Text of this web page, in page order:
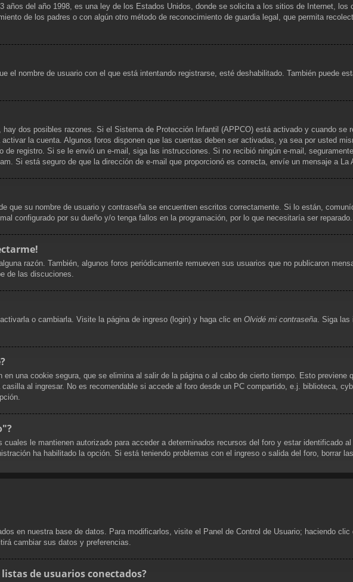
del año 1998, es una ley de los Estados Unidos, donde se solicita a los sitios de Internet, los
de los padres o con algún otro método de reconocimiento de guardia legal, que permita
el nombre de usuario con el que está intentando registrarse, esté deshabilitado. También puede
dos posibles razones. Si el Sistema de Protección Infantil (APPCO) está activado y cuando se
la cuenta. Algunos foros disponen que las cuentas deben ser activadas, ya sea por usted
registro. Si se le envió un e-mail, siga las instrucciones. Si no recibió ningún e-mail,
Si está seguro de que la dirección de e-mail que proporcionó es correcta, envíe un mensaje a La
que su nombre de usuario y contraseña se encuentren escritos correctamente. Si lo están,
configurado por su dueño y/o tenga fallos en la programación, por lo que necesitaría ser reparado.
razón. También, algunos foros periódicamente remueven sus usuarios que no publicaron
de las discuciones.
o cambiarla. Visite la página de ingreso (login) y haga clic en Olvidé mi contraseña. Siga las
una cookie segura, que se elimina al salir de la página o al cabo de cierto tiempo. Esto previene
al ingresar. No es recomendable si accede al foro desde un PC compartido, e.j. biblioteca,
le mantienen autorizado para acceder a determinados recursos del foro y estar identificado
ha habilitado la opción. Si está teniendo problemas con el ingreso o salida del foro, borrar
en nuestra base de datos. Para modificarlos, visite el Panel de Control de Usuario; haciendo
cambiar sus datos y preferencias.
de usuarios conectados?